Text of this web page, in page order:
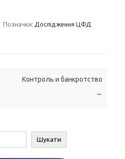
Позначки: Дослідження ЦФД
Контроль и банкротство
→
Шукати